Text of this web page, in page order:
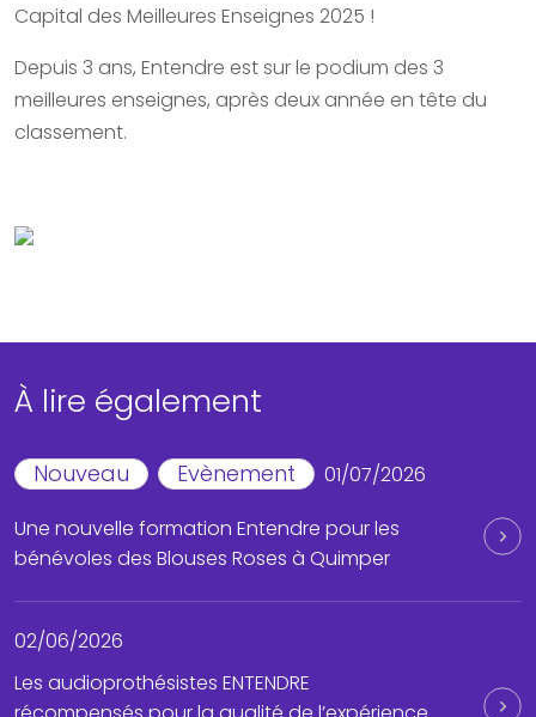
Capital des Meilleures Enseignes 2025 !
Depuis 3 ans, Entendre est sur le podium des 3
meilleures enseignes, après deux année en tête du
classement.
À lire également
Nouveau Evènement
01/07/2026
Une nouvelle formation Entendre pour les
bénévoles des Blouses Roses à Quimper
02/06/2026
Les audioprothésistes ENTENDRE